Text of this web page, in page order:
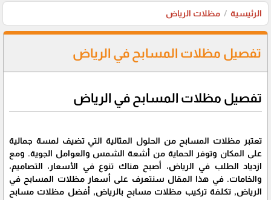
الرئيسية مظلات الرياض
تفصيل مظلات المسابح في الرياض
تفصيل مظلات المسابح في الرياض
تعتبر مظلات المسابح من الحلول المثالية التي تضيف لمسة جمالية
على المكان وتوفر الحماية من أشعة الشمس والعوامل الجوية. ومع
ازدياد الطلب في الرياض، أصبح هناك تنوع في الأسعار، التصاميم،
والخامات. في هذا المقال سنتعرف على أسعار مظلات المسابح في
الرياض, تكلفة تركيب مظلات مسابح بالرياض, أفضل مظلات مسابح